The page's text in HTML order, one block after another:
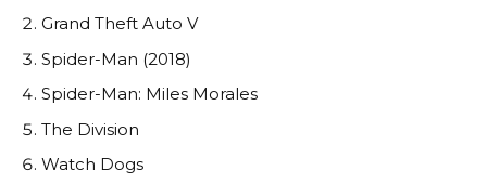
Grand Theft Auto V
Spider-Man (2018)
Spider-Man: Miles Morales
The Division
Watch Dogs